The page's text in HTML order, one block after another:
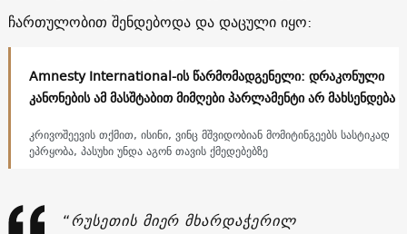
ჩართულობით შენდებოდა და დაცული იყო:
Amnesty International-ის წარმომადგენელი: დრაკონული
კანონების ამ მასშტაბით მიმღები პარლამენტი არ მახსენდება
კრივოშეევის თქმით, ისინი, ვინც მშვიდობიან მომიტინგეებს სასტიკად
ეპრყობა, პასუხი უნდა აგონ თავის ქმედებებზე
“რუსეთის მიერ მხარდაჭერილ